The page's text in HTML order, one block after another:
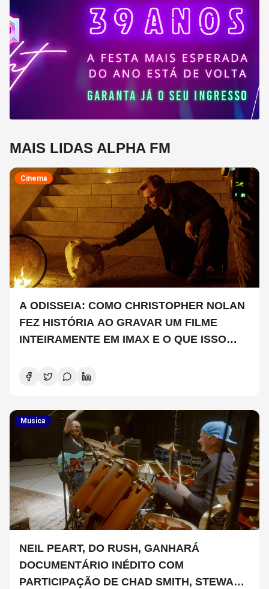
MAIS LIDAS ALPHA FM
Cinema
A ODISSEIA: COMO CHRISTOPHER NOLAN
FEZ HISTÓRIA AO GRAVAR UM FILME
INTEIRAMENTE EM IMAX E O QUE ISSO
Musica
NEIL PEART, DO RUSH, GANHARÁ
DOCUMENTÁRIO INÉDITO COM
PARTICIPAÇÃO DE CHAD SMITH, STEWART